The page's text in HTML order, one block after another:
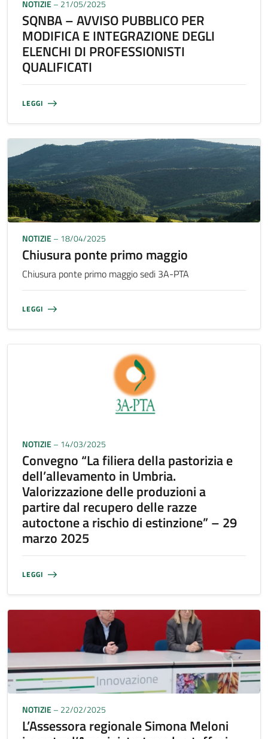
NOTIZIE– 21/05/2025
SQNBA – AVVISO PUBBLICO PER
MODIFICA E INTEGRAZIONE DEGLI
ELENCHI DI PROFESSIONISTI
QUALIFICATI
LEGGI
NOTIZIE– 18/04/2025
Chiusura ponte primo maggio
Chiusura ponte primo maggio sedi 3A-PTA
LEGGI
NOTIZIE– 14/03/2025
Convegno “La filiera della pastorizia e
dell’allevamento in Umbria.
Valorizzazione delle produzioni a
partire dal recupero delle razze
autoctone a rischio di estinzione” – 29
marzo 2025
LEGGI
NOTIZIE– 22/02/2025
L’Assessora regionale Simona Meloni